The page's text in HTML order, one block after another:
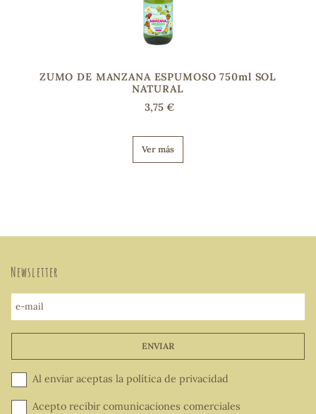
ZUMO DE MANZANA ESPUMOSO 750ml SOL
NATURAL
3,75 €
Ver más
Newsletter
e-mail
ENVIAR
Al enviar aceptas la política de privacidad
Acepto recibir comunicaciones comerciales